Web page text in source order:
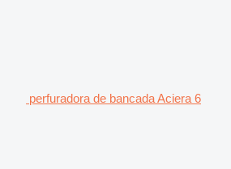
perfuradora de bancada Aciera 6